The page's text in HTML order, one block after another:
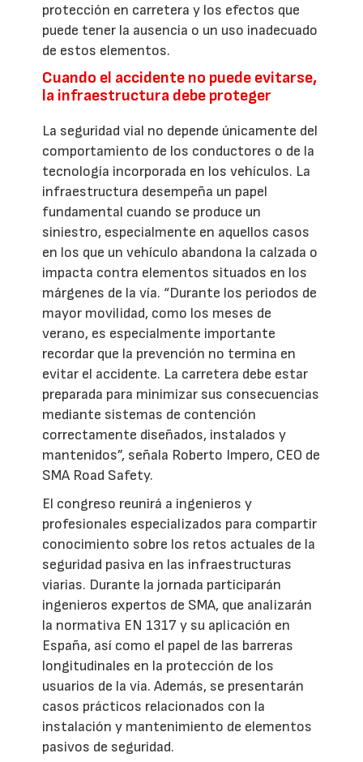
protección en carretera y los efectos que
puede tener la ausencia o un uso inadecuado
de estos elementos.
Cuando el accidente no puede evitarse,
la infraestructura debe proteger
La seguridad vial no depende únicamente del
comportamiento de los conductores o de la
tecnología incorporada en los vehículos. La
infraestructura desempeña un papel
fundamental cuando se produce un
siniestro, especialmente en aquellos casos
en los que un vehículo abandona la calzada o
impacta contra elementos situados en los
márgenes de la vía. “Durante los periodos de
mayor movilidad, como los meses de
verano, es especialmente importante
recordar que la prevención no termina en
evitar el accidente. La carretera debe estar
preparada para minimizar sus consecuencias
mediante sistemas de contención
correctamente diseñados, instalados y
mantenidos”, señala Roberto Impero, CEO de
SMA Road Safety.
El congreso reunirá a ingenieros y
profesionales especializados para compartir
conocimiento sobre los retos actuales de la
seguridad pasiva en las infraestructuras
viarias. Durante la jornada participarán
ingenieros expertos de SMA, que analizarán
la normativa EN 1317 y su aplicación en
España, así como el papel de las barreras
longitudinales en la protección de los
usuarios de la vía. Además, se presentarán
casos prácticos relacionados con la
instalación y mantenimiento de elementos
pasivos de seguridad.